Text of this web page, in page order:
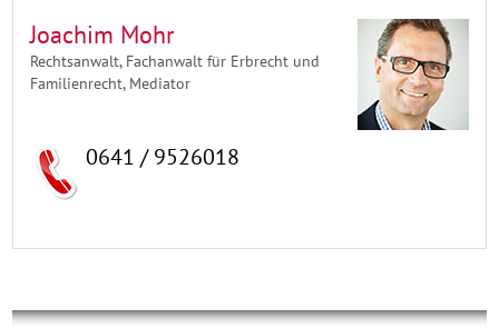
Joachim Mohr
Rechtsanwalt, Fachanwalt für Erbrecht und
Familienrecht, Mediator
0641 / 9526018